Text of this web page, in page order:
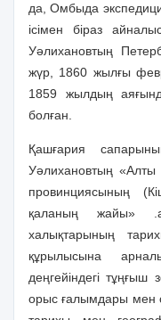
да, Омбыда
ісімен біраз
Уәлихановтың
жүр, 1860 жылғы
1859 жылдың
болған.
Қашғария
Уәлихановтың
провинциясының
қаланың жайы»
халықтарының
құрылысына
деңгейіндегі
орыс ғалымдары мен